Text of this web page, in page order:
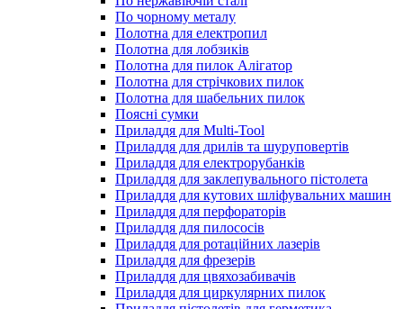
По чорному металу
Полотна для електропил
Полотна для лобзиків
Полотна для пилок Алігатор
Полотна для стрічкових пилок
Полотна для шабельних пилок
Поясні сумки
Приладдя для Multi-Tool
Приладдя для дрилів та шуруповертів
Приладдя для електрорубанків
Приладдя для заклепувального пістолета
Приладдя для кутових шліфувальних машин
Приладдя для перфораторів
Приладдя для пилососів
Приладдя для ротаційних лазерів
Приладдя для фрезерів
Приладдя для цвяхозабивачів
Приладдя для циркулярних пилок